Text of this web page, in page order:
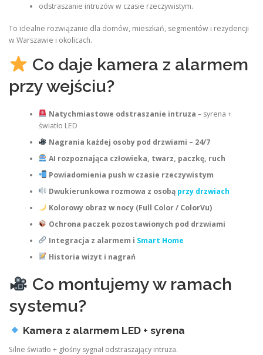
odstraszanie intruzów w czasie rzeczywistym.
To idealne rozwiązanie dla domów, mieszkań, segmentów i rezydencji
w Warszawie i okolicach.
Co daje kamera z alarmem
przy wejściu?
Natychmiastowe odstraszanie intruza – syrena +
światło LED
Nagrania każdej osoby pod drzwiami – 24/7
AI rozpoznająca człowieka, twarz, paczkę, ruch
Powiadomienia push w czasie rzeczywistym
Dwukierunkowa rozmowa z osobą przy drzwiach
Kolorowy obraz w nocy (Full Color / ColorVu)
Ochrona paczek pozostawionych pod drzwiami
Integracja z alarmem i Smart Home
Historia wizyt i nagrań
Co montujemy w ramach
systemu?
Kamera z alarmem LED + syrena
Silne światło + głośny sygnał odstraszający intruza.